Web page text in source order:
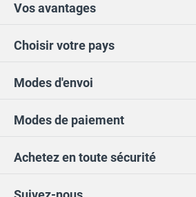
Vos avantages
Choisir votre pays
Achetez en toute sécurité
Modes de paiement
Modes d'envoi